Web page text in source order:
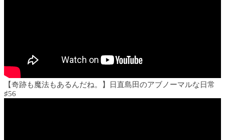
【奇跡も魔法もあるんだね。】日直島田のアブノーマルな日常
♯56